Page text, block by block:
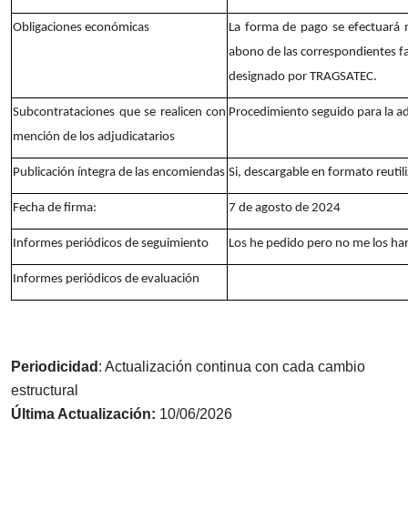
Obligaciones económicas
La forma de pago se efectuará
abono de las correspondientes
designado por TRAGSATEC.
Subcontrataciones que se realicen con
mención de los adjudicatarios
Procedimiento seguido para la
Publicación íntegra de las encomiendas Si, descargable en formato
Fecha de firma: 7 de agosto de 2024
Informes periódicos de seguimiento Los he pedido pero no me los
Informes periódicos de evaluación
Periodicidad : Actualización continua con cada cambio
estructural
Última Actualización: 10/06/2026